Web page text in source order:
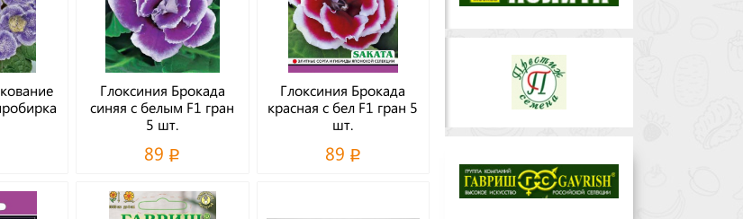
Глоксиния Брокада
синяя с белым F1 гран
5 шт.
89
Глоксиния Брокада
красная с бел F1 гран 5
шт.
89